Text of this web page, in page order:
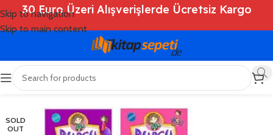
Skip to navigation
Skip to main content
30 Euro Üzeri Alışverişlerde Ücretsiz Kargo
Ana Sayfa Shop
SOLD
OUT